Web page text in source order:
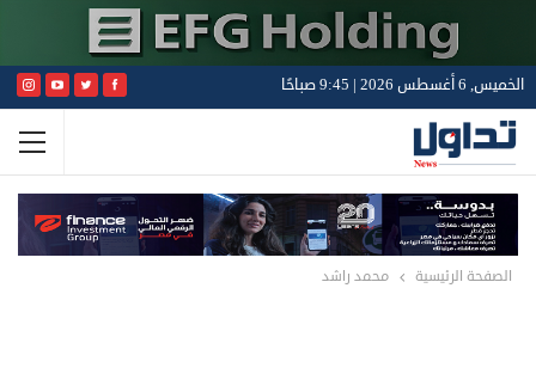
الخميس, 6 أغسطس 2026 | 9:45 صباحًا
الصفحة الرئيسية محمد راشد